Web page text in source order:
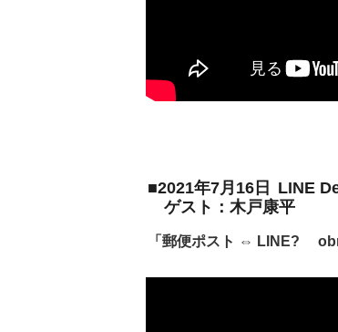
■2021年7月16日
LINE
ゲスト：木戸康平
「郵便ポスト ⇔ LINE?